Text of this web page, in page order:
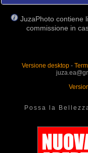
JuzaPhoto contiene
commissione in
Versione desktop-
Possa la